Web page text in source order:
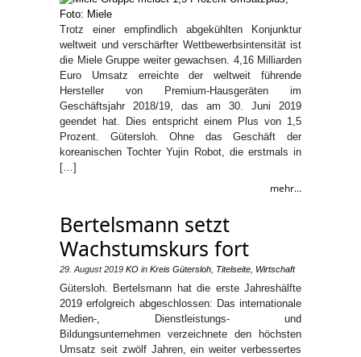
Trotz einer empfindlich abgekühlten Konjunktur
weltweit und verschärfter Wettbewerbsintensität ist
die Miele Gruppe weiter gewachsen. 4,16 Milliarden
Euro Umsatz erreichte der weltweit führende
Hersteller von Premium-Hausgeräten im
Geschäftsjahr 2018/19, das am 30. Juni 2019
geendet hat. Dies entspricht einem Plus von 1,5
Prozent. Gütersloh. Ohne das Geschäft der
koreanischen Tochter Yujin Robot, die erstmals in
[…]
mehr...
Bertelsmann setzt
Wachstumskurs fort
29. August 2019 KO in Kreis Gütersloh Titelseite Wirtschaft
Gütersloh. Bertelsmann hat die erste Jahreshälfte
2019 erfolgreich abgeschlossen: Das internationale
Medien-, Dienstleistungs- und
Bildungsunternehmen verzeichnete den höchsten
Umsatz seit zwölf Jahren, ein weiter verbessertes